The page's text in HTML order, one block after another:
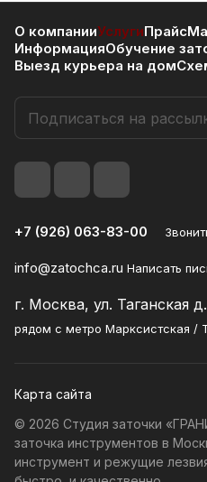
О компанииУслугиПрайс
ИнформацияОбучение
Выезд курьера на дом
+7 (926) 063-83-00
info@zatochca.ru Написать
г. Москва, ул. Таганская
рядом с метро Марксистская /
Карта сайта
© 2026 Студия заточки
заточка инструментов в
инструмент и режущие